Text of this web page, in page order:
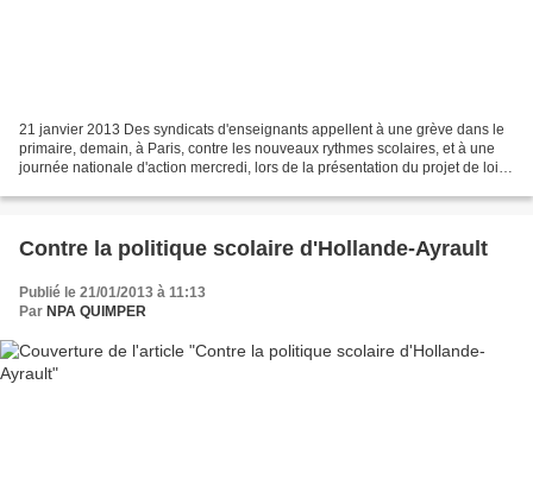
21 janvier 2013 Des syndicats d'enseignants appellent à une grève dans le
primaire, demain, à Paris, contre les nouveaux rythmes scolaires, et à une
journée nationale d'action mercredi, lors de la présentation du projet de loi
Contre la politique scolaire d'Hollande-Ayrault
Publié le 21/01/2013 à 11:13
Par NPA QUIMPER